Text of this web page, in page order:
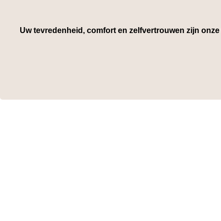
Uw tevredenheid, comfort en zelfvertrouwen zijn